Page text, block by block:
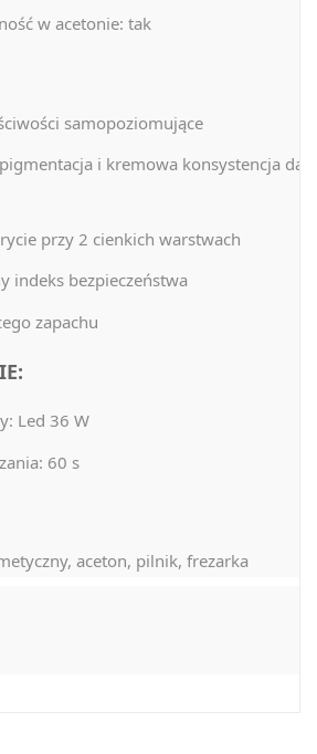
w acetonie: tak
samopoziomujące
i kremowa konsystencja
przy 2 cienkich warstwach
indeks bezpieczeństwa
zapachu
Led 36 W
60 s
aceton, pilnik, frezarka